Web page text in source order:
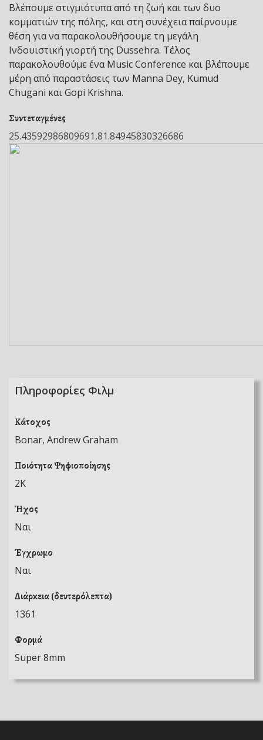
Βλέπουμε στιγμιότυπα από τη ζωή και των δυο
κομματιών της πόλης, και στη συνέχεια παίρνουμε
θέση για να παρακολουθήσουμε τη μεγάλη
Ινδουιστική γιορτή της Dussehra. Τέλος
παρακολουθούμε ένα Music Conference και βλέπουμε
μέρη από παραστάσεις των Manna Dey, Kumud
Chugani και Gopi Krishna.
Συντεταγμένες
25.43592986809691,81.84945830326686
Πληροφορίες Φιλμ
Κάτοχος
Bonar, Andrew Graham
Ποιότητα Ψηφιοποίησης
2K
Ήχος
Ναι
Έγχρωμο
Ναι
Διάρκεια (δευτερόλεπτα)
1361
Φορμά
Super 8mm